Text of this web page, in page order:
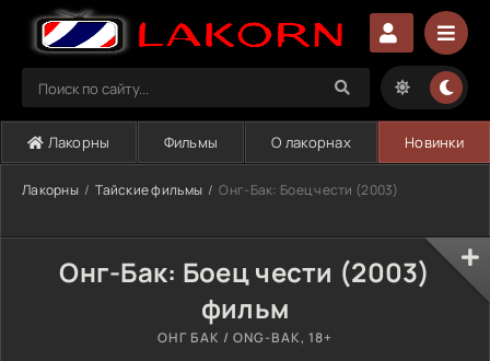
Лакорны Фильмы О лакорнах Новинки
Лакорны Тайские фильмы Онг-Бак: Боец чести (2003)
Онг-Бак: Боец чести (2003)
фильм
ОНГ БАК / ONG-BAK, 18+